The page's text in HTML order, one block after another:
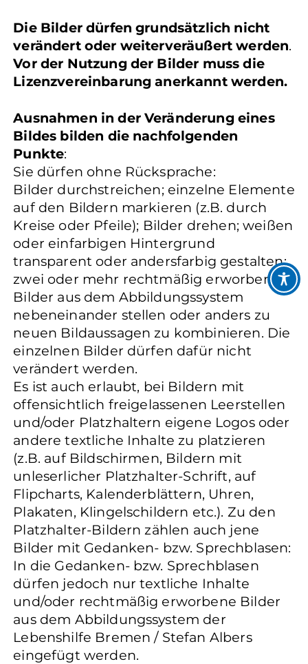
Die Bilder dürfen grundsätzlich nicht
verändert oder weiterveräußert werden.
Vor der Nutzung der Bilder muss die
Lizenzvereinbarung anerkannt werden.
Ausnahmen in der Veränderung eines
Bildes bilden die nachfolgenden
Punkte:
Sie dürfen ohne Rücksprache:
Bilder durchstreichen; einzelne Elemente
auf den Bildern markieren (z.B. durch
Kreise oder Pfeile); Bilder drehen; weißen
oder einfarbigen Hintergrund
transparent oder andersfarbig gestalten;
zwei oder mehr rechtmäßig erworbene
Bilder aus dem Abbildungssystem
nebeneinander stellen oder anders zu
neuen Bildaussagen zu kombinieren. Die
einzelnen Bilder dürfen dafür nicht
verändert werden.
Es ist auch erlaubt, bei Bildern mit
offensichtlich freigelassenen Leerstellen
und/oder Platzhaltern eigene Logos oder
andere textliche Inhalte zu platzieren
(z.B. auf Bildschirmen, Bildern mit
unleserlicher Platzhalter-Schrift, auf
Flipcharts, Kalenderblättern, Uhren,
Plakaten, Klingelschildern etc.). Zu den
Platzhalter-Bildern zählen auch jene
Bilder mit Gedanken- bzw. Sprechblasen:
In die Gedanken- bzw. Sprechblasen
dürfen jedoch nur textliche Inhalte
und/oder rechtmäßig erworbene Bilder
aus dem Abbildungssystem der
Lebenshilfe Bremen / Stefan Albers
eingefügt werden.